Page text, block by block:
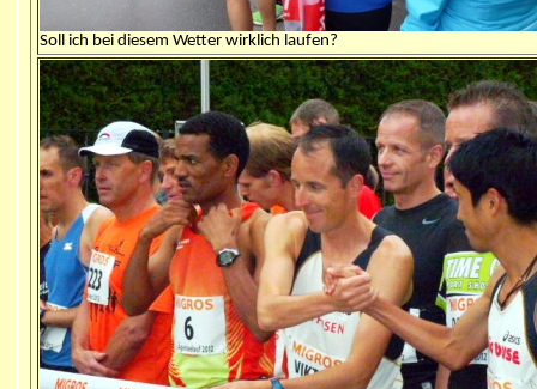
Soll ich bei diesem Wetter wirklich laufen?